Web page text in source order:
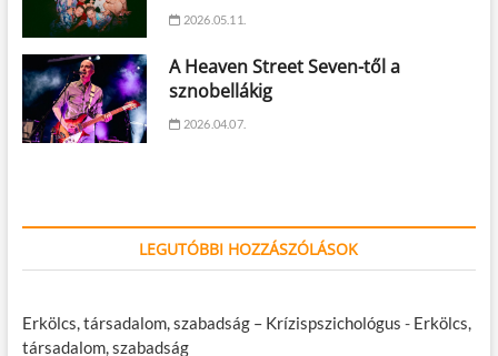
2026.05.11.
A Heaven Street Seven-től a
sznobellákig
2026.04.07.
LEGUTÓBBI HOZZÁSZÓLÁSOK
Erkölcs, társadalom, szabadság – Krízispszichológus - Erkölcs,
társadalom, szabadság